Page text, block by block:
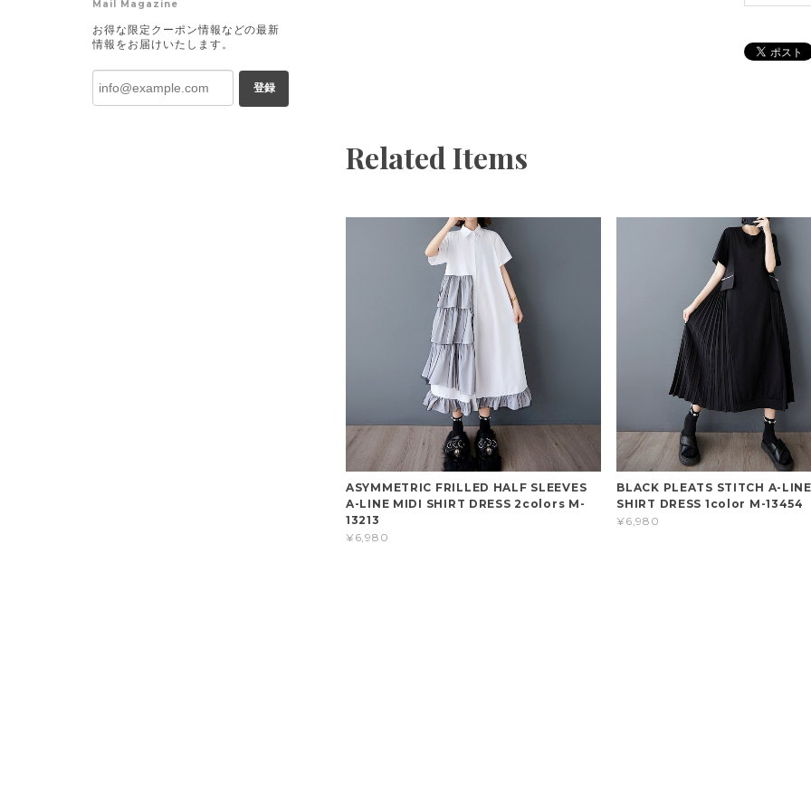
Related Items
ASYMMETRIC FRILLED HALF SLEEVES
A-LINE MIDI SHIRT DRESS 2colors M-
13213
¥6,980
BLACK PLEATS STITCH A-
SHIRT DRESS 1color M-13454
¥6,980
Mail Magazine
お得な限定クーポン情報などの最新
情報をお届けいたします。
登録